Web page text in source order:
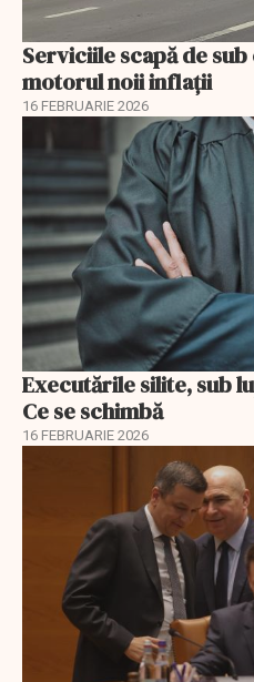
Serviciile scapă de
motorul noii inflații
16 FEBRUARIE 2026
Executările silite, sub
Ce se schimbă
16 FEBRUARIE 2026